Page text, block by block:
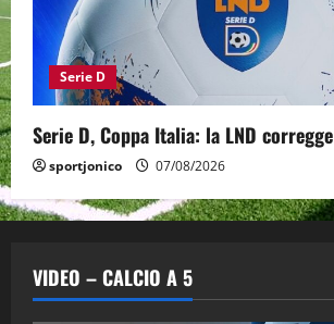
Serie D
Serie D, Coppa Italia: la LND
sportjonico 07/08/2026
VIDEO – CALCIO A 5